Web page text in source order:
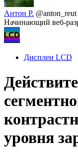
Антон Р. @anton_reut
Начинающий веб-
Дисплеи LCD
уровня